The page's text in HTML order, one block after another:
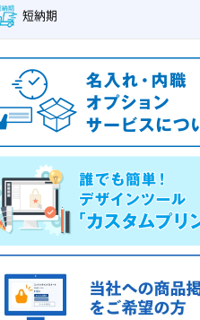
短納期